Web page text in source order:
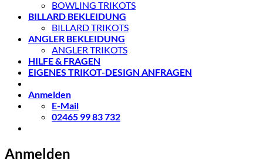
BOWLING TRIKOTS
BILLARD BEKLEIDUNG
BILLARD TRIKOTS
ANGLER BEKLEIDUNG
ANGLER TRIKOTS
HILFE & FRAGEN
EIGENES TRIKOT-DESIGN ANFRAGEN
Anmelden
E-Mail
02465 99 83 732
Anmelden